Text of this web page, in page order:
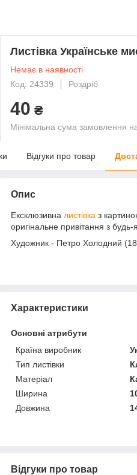
Листівка Українське
Немає в наявності
Код: 24339
Роздріб
40 ₴
Мінімальна сума замовлення
Відгуки про товар
Опис
Ексклюзивна листівка з
оригінальне привітання з
Художник - Петро Холодний
Характеристики
Основні атрибути
Країна виробник
Тип листівки
Матеріал
Ширина
Довжина
Відгуки про товар